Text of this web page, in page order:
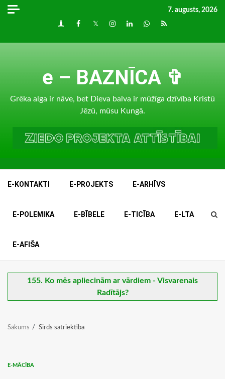
Skip
7. augusts, 2026
DraugiemFacebook
TwitterInstagram
LinkedInwhatsapp
RSS
e – BAZNĪCA ✞
Grēka alga ir nāve, bet Dieva balva ir mūžīga dzīvība Kristū
Jēzū, mūsu Kungā.
E-KONTAKTI E-PROJEKTS E-ARHĪVS
E-POLEMIKA E-BĪBELE E-TICĪBA E-LTA
E-AFIŠA
155. Ko mēs apliecinām ar vārdiem - Visvarenais
Radītājs?
Sākums Sirds satriektība
E-MĀCĪBA